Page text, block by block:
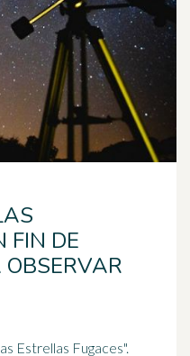
FIN DE
Estrellas Fugaces".